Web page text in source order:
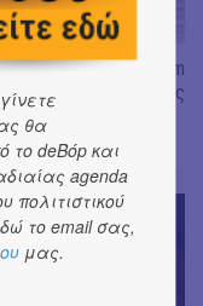
Livitsanos, Willem
της ταινίας
θα
το deBόp και
agenda
πολιτιστικού
το email σας,
μας.